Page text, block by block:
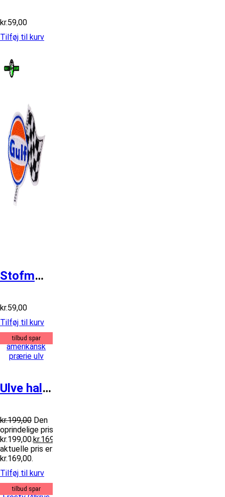
kr.59,00
Tilføj til kurv
Stofmærke 62x82mm GULF MÅL FLAG
kr.59,00
Tilføj til kurv
tilbud spar
Ulve hale af amerikansk prærie ulv
kr.199,00 Den
oprindelige pris var:
kr.199,00.kr.169,00
aktuelle pris er:
kr.169,00.
Tilføj til kurv
tilbud spar